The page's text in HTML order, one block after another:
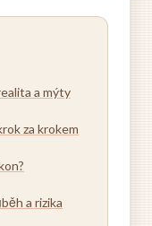
a mýty
za krokem
a rizika